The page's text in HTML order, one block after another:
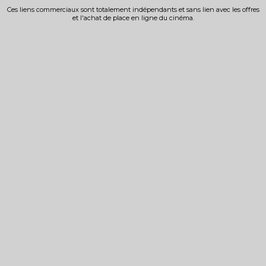
Ces liens commerciaux sont totalement indépendants et sans lien avec les offres
et l'achat de place en ligne du cinéma.